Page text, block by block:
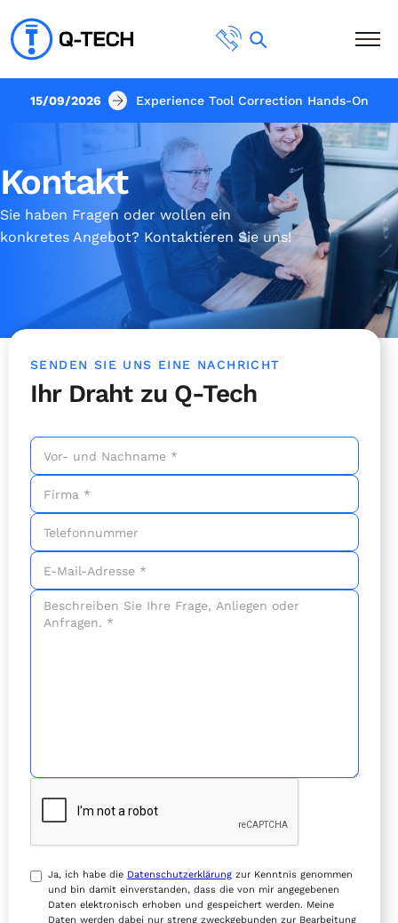
15/09/2026 Experience Tool Correction Hands-On
Kontakt
Sie haben Fragen oder wollen ein
konkretes Angebot? Kontaktieren Sie uns!
SENDEN SIE UNS EINE NACHRICHT
Ihr Draht zu Q-Tech
Ja, ich habe die Datenschutzerklärung zur Kenntnis genommen
und bin damit einverstanden, dass die von mir angegebenen
Daten elektronisch erhoben und gespeichert werden. Meine
Daten werden dabei nur streng zweckgebunden zur Bearbeitung